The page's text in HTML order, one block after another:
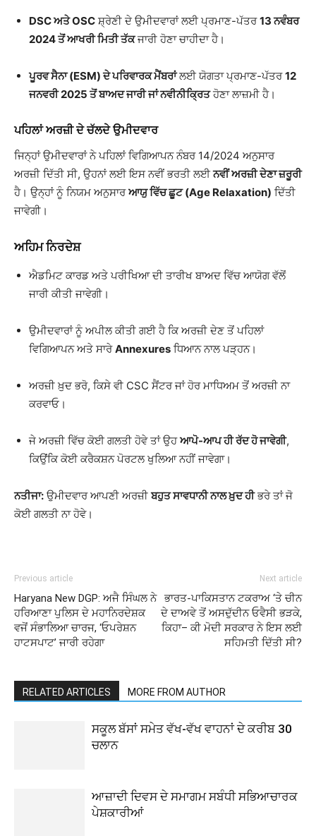
DSC ਅਤੇ OSC ਸ਼੍ਰੇਣੀ ਦੇ ਉਮੀਦਵਾਰਾਂ ਲਈ ਪ੍ਰਮਾਣ-ਪੱਤਰ13 ਨਵੰਬਰ
2024 ਤੋਂ ਆਖਰੀ ਮਿਤੀ ਤੱਕਜਾਰੀ ਹੋਣਾ ਚਾਹੀਦਾ ਹੈ।
ਪੂਰਵ ਸੈਨਾ (ESM) ਦੇ ਪਰਿਵਾਰਕ ਮੈਂਬਰਾਂਲਈ ਯੋਗਤਾ ਪ੍ਰਮਾਣ-ਪੱਤਰ12
ਜਨਵਰੀ 2025 ਤੋਂ ਬਾਅਦ ਜਾਰੀ ਜਾਂ ਨਵੀਨੀਕ੍ਰਿਤਹੋਣਾ ਲਾਜ਼ਮੀ ਹੈ।
ਪਹਿਲਾਂ ਅਰਜ਼ੀ ਦੇ ਚੱਲਦੇ ਉਮੀਦਵਾਰ
ਜਿਨ੍ਹਾਂ ਉਮੀਦਵਾਰਾਂ ਨੇ ਪਹਿਲਾਂ ਵਿਗਿਆਪਨ ਨੰਬਰ 14/2024 ਅਨੁਸਾਰ
ਅਰਜ਼ੀ ਦਿੱਤੀ ਸੀ, ਉਹਨਾਂ ਲਈ ਇਸ ਨਵੀਂ ਭਰਤੀ ਲਈਨਵੀਂ ਅਰਜ਼ੀ ਦੇਣਾ ਜ਼ਰੂਰੀ
ਹੈ। ਉਨ੍ਹਾਂ ਨੂੰ ਨਿਯਮ ਅਨੁਸਾਰਆਯੁ ਵਿੱਚ ਛੂਟ (Age Relaxation) ਦਿੱਤੀ
ਜਾਵੇਗੀ।
ਅਹਿਮ ਨਿਰਦੇਸ਼
ਐਡਮਿਟ ਕਾਰਡ ਅਤੇ ਪਰੀਖਿਆ ਦੀ ਤਾਰੀਖ ਬਾਅਦ ਵਿੱਚ ਆਯੋਗ ਵੱਲੋਂ
ਜਾਰੀ ਕੀਤੀ ਜਾਵੇਗੀ।
ਉਮੀਦਵਾਰਾਂ ਨੂੰ ਅਪੀਲ ਕੀਤੀ ਗਈ ਹੈ ਕਿ ਅਰਜ਼ੀ ਦੇਣ ਤੋਂ ਪਹਿਲਾਂ
ਵਿਗਿਆਪਨ ਅਤੇ ਸਾਰੇAnnexures ਧਿਆਨ ਨਾਲ ਪੜ੍ਹਨ।
ਅਰਜ਼ੀ ਖ਼ੁਦ ਭਰੋ, ਕਿਸੇ ਵੀ CSC ਸੈਂਟਰ ਜਾਂ ਹੋਰ ਮਾਧਿਅਮ ਤੋਂ ਅਰਜ਼ੀ ਨਾ
ਕਰਵਾਓ।
ਜੇ ਅਰਜ਼ੀ ਵਿੱਚ ਕੋਈ ਗਲਤੀ ਹੋਵੇ ਤਾਂ ਉਹਆਪੋ-ਆਪ ਹੀ ਰੱਦ ਹੋ ਜਾਵੇਗੀ,
ਕਿਉਂਕਿ ਕੋਈ ਕਰੈਕਸ਼ਨ ਪੋਰਟਲ ਖੁਲਿਆ ਨਹੀਂ ਜਾਵੇਗਾ।
ਨਤੀਜਾ: ਉਮੀਦਵਾਰ ਆਪਣੀ ਅਰਜ਼ੀਬਹੁਤ ਸਾਵਧਾਨੀ ਨਾਲ ਖ਼ੁਦ ਹੀਭਰੇ ਤਾਂ ਜੋ
ਕੋਈ ਗਲਤੀ ਨਾ ਹੋਵੇ।
Previous article
Haryana New DGP: ਅਜੈ ਸਿੰਘਲ ਨੇ
ਹਰਿਆਣਾ ਪੁਲਿਸ ਦੇ ਮਹਾਨਿਰਦੇਸ਼ਕ
ਵਜੋਂ ਸੰਭਾਲਿਆ ਚਾਰਜ, ‘ਓਪਰੇਸ਼ਨ
ਹਾਟਸਪਾਟ’ ਜਾਰੀ ਰਹੇਗਾ
Next article
ਭਾਰਤ-ਪਾਕਿਸਤਾਨ ਟਕਰਾਅ ‘ਤੇ ਚੀਨ
ਦੇ ਦਾਅਵੇ ਤੋਂ ਅਸਦੁੱਦੀਨ ਓਵੈਸੀ ਭੜਕੇ,
ਕਿਹਾ– ਕੀ ਮੋਦੀ ਸਰਕਾਰ ਨੇ ਇਸ ਲਈ
ਸਹਿਮਤੀ ਦਿੱਤੀ ਸੀ?
RELATED ARTICLES MORE FROM AUTHOR
ਸਕੂਲ ਬੱਸਾਂ ਸਮੇਤ ਵੱਖ-ਵੱਖ ਵਾਹਨਾਂ ਦੇ ਕਰੀਬ 30
ਚਲਾਨ
ਆਜ਼ਾਦੀ ਦਿਵਸ ਦੇ ਸਮਾਗਮ ਸਬੰਧੀ ਸਭਿਆਚਾਰਕ
ਪੇਸ਼ਕਾਰੀਆਂ